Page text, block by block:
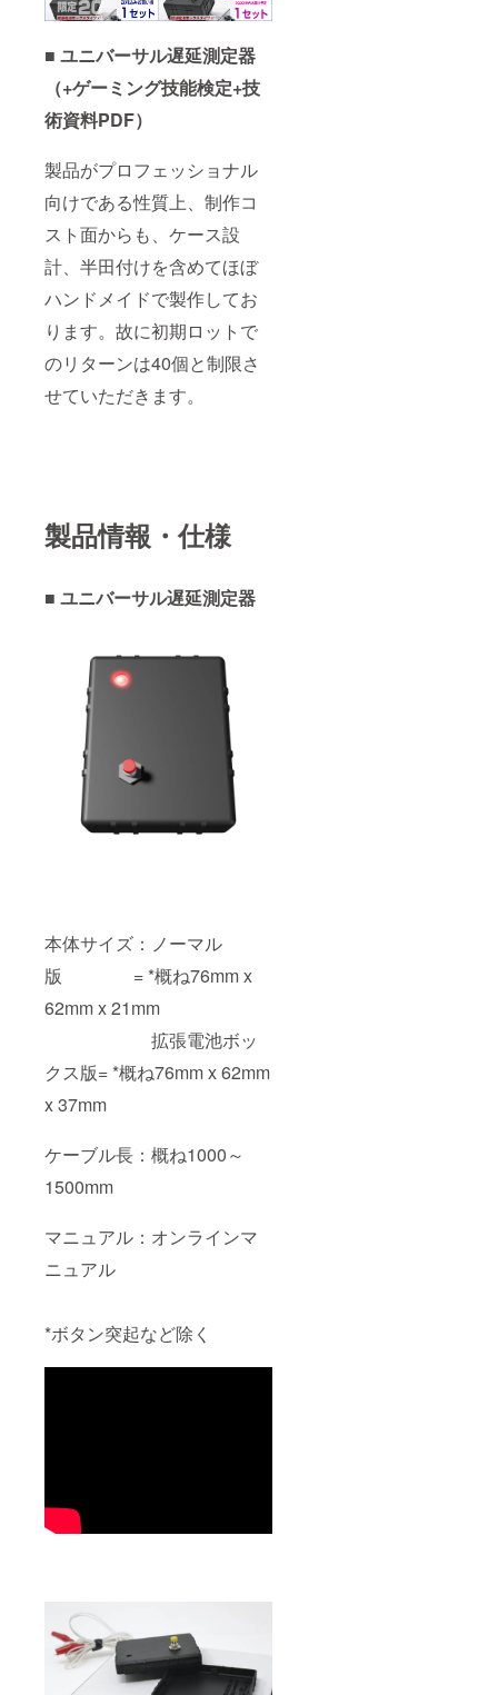
■ ユニバーサル遅延測定器
（+ゲーミング技能検定+技
術資料PDF）
製品がプロフェッショナル
向けである性質上、制作コ
スト面からも、ケース設
計、半田付けを含めてほぼ
ハンドメイドで製作してお
ります。故に初期ロットで
のリターンは40個と制限さ
せていただきます。
製品情報・仕様
■ ユニバーサル遅延測定器
本体サイズ：ノーマル
版 = *概ね76mm x
62mm x 21mm
拡張電池ボッ
クス版= *概ね76mm x 62mm
x 37mm
ケーブル長：概ね1000～
1500mm
マニュアル：オンラインマ
ニュアル
*ボタン突起など除く